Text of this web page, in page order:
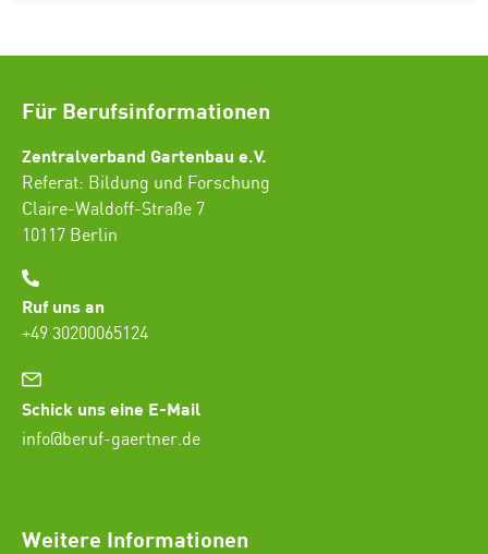
Für Berufsinformationen
Zentralverband Gartenbau e.V.
Referat: Bildung und Forschung
Claire-Waldoff-Straße 7
10117 Berlin
Ruf uns an
+49 30200065124
Schick uns eine E-Mail
info@beruf-gaertner.de
Weitere Informationen